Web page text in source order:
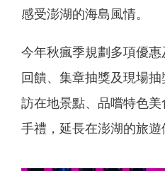
感受澎湖的海島風情。
今年秋瘋季規劃多項優
回饋、集章抽獎及現場
訪在地景點、品嚐特色
手禮，延長在澎湖的旅遊